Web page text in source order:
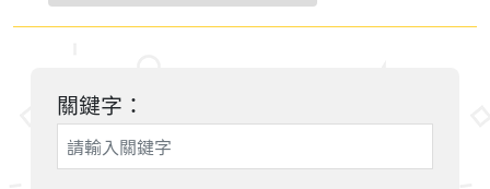
關鍵字：